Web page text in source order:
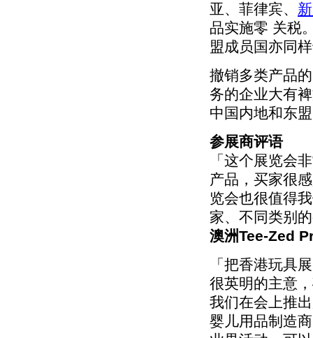
亚、菲律宾、
品实施零 关税
盟成员国亦同
撤销多类产品
务的企业大有
中国内地和东
参展商评语
「这个展览会
产品，买家很
览会也很值得
家、不同类别
澳洲Tee-Zed
「把香港玩具
很英明的主意
我们在会上推
婴儿用品制造